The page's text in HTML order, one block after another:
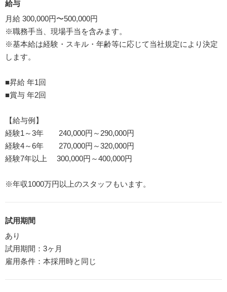
給与
月給 300,000円〜500,000円
※職務手当、現場手当を含みます。
※基本給は経験・スキル・年齢等に応じて当社規定により決定
します。
■昇給 年1回
■賞与 年2回
【給与例】
経験1～3年 240,000円～290,000円
経験4～6年 270,000円～320,000円
経験7年以上 300,000円～400,000円
※年収1000万円以上のスタッフもいます。
試用期間
あり
試用期間：3ヶ月
雇用条件：本採用時と同じ